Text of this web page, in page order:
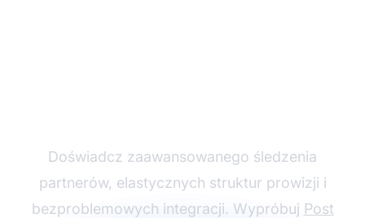
Doświadcz zaawansowanego śledzenia
partnerów, elastycznych struktur prowizji i
bezproblemowych integracji. Wypróbuj Post